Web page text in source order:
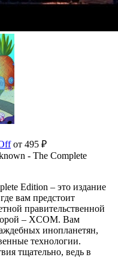
от 495 ₽
- The Complete
Edition – это издание
вам предстоит
правительственной
– XCOM. Вам
инопланетян,
технологии.
тщательно, ведь в